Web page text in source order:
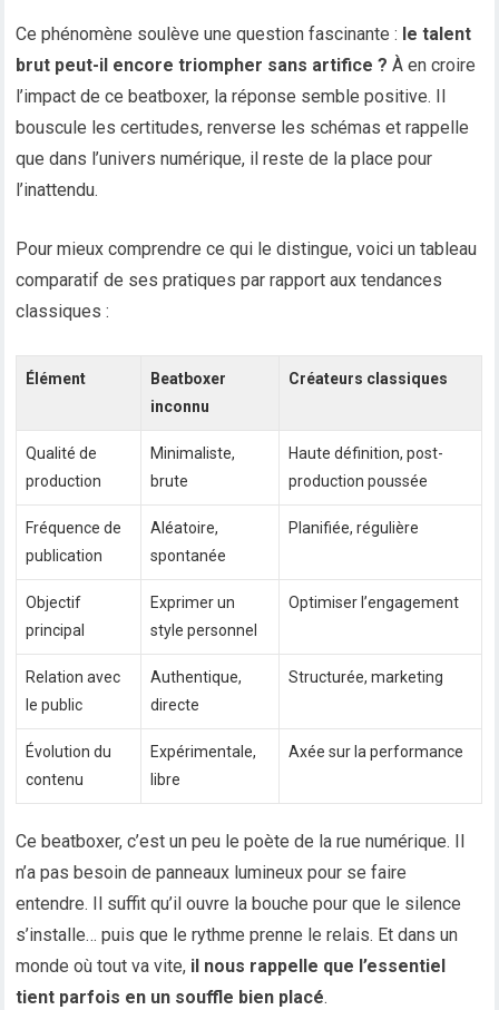
Ce phénomène soulève une question fascinante : le talent
brut peut-il encore triompher sans artifice ? À en croire
l’impact de ce beatboxer, la réponse semble positive. Il
bouscule les certitudes, renverse les schémas et rappelle
que dans l’univers numérique, il reste de la place pour
l’inattendu.
Pour mieux comprendre ce qui le distingue, voici un tableau
comparatif de ses pratiques par rapport aux tendances
classiques :
Élément
Beatboxer
inconnu
Créateurs classiques
Qualité de
production
Minimaliste,
brute
Haute définition, post-
production poussée
Fréquence de
publication
Aléatoire,
spontanée
Planifiée, régulière
Objectif
principal
Exprimer un
style personnel
Optimiser l’engagement
Relation avec
le public
Authentique,
directe
Structurée, marketing
Évolution du
contenu
Expérimentale,
libre
Axée sur la performance
Ce beatboxer, c’est un peu le poète de la rue numérique. Il
n’a pas besoin de panneaux lumineux pour se faire
entendre. Il suffit qu’il ouvre la bouche pour que le silence
s’installe… puis que le rythme prenne le relais. Et dans un
monde où tout va vite, il nous rappelle que l’essentiel
tient parfois en un souffle bien placé.